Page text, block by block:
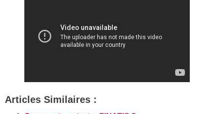
Articles Similaires :